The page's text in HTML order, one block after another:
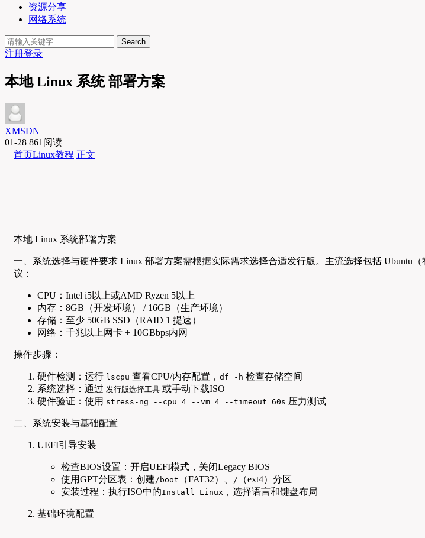
资源分享
网络系统
Search
注册登录
本地 Linux 系统 部署方案
XMSDN
01-28 861阅读
首页Linux教程 正文
本地 Linux 系统部署方案
一、系统选择与硬件要求 Linux 部署方案需根据实际需求选择合适发行版。主流选择包括 Ubuntu
议：
CPU：Intel i5以上或AMD Ryzen 5以上
内存：8GB（开发环境） / 16GB（生产环境）
存储：至少 50GB SSD（RAID 1 提速）
网络：千兆以上网卡 + 10GBbps内网
操作步骤：
硬件检测：运行 lscpu 查看CPU/内存配置， df -h 检查存储空间
系统选择：通过 发行版选择工具 或手动下载ISO
硬件验证：使用 stress-ng --cpu 4 --vm 4 --timeout 60s 压力测试
二、系统安装与基础配置
UEFI引导安装
检查BIOS设置：开启UEFI模式，关闭Legacy BIOS
使用GPT分区表：创建 /boot （FAT32）、 /
（ext4）分区
安装过程：执行ISO中的Install Linux ，选择语言和键盘布局
基础环境配置